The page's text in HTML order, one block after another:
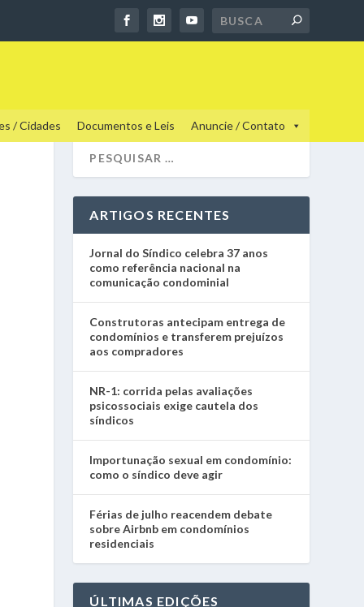
/ Cidades Documentos e Leis Anuncie / Contato
ARTIGOS RECENTES
Jornal do Síndico celebra 37 anos
como referência nacional na
comunicação condominial
Construtoras antecipam entrega de
condomínios e transferem prejuízos
aos compradores
NR-1: corrida pelas avaliações
psicossociais exige cautela dos
síndicos
Importunação sexual em condomínio:
como o síndico deve agir
Férias de julho reacendem debate
sobre Airbnb em condomínios
residenciais
ÚLTIMAS EDIÇÕES